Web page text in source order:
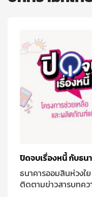
ปิดจบเรื่องหนี้ กับธน
ธนาคารออมสินห่วงใ
ติดตามข่าวสารบทคว